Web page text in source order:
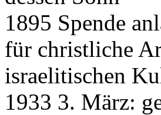
1895 Spende
für christliche
israelitischen
1933 3. März: